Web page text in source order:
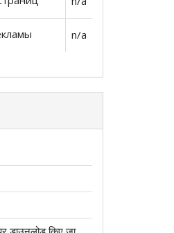
n/a